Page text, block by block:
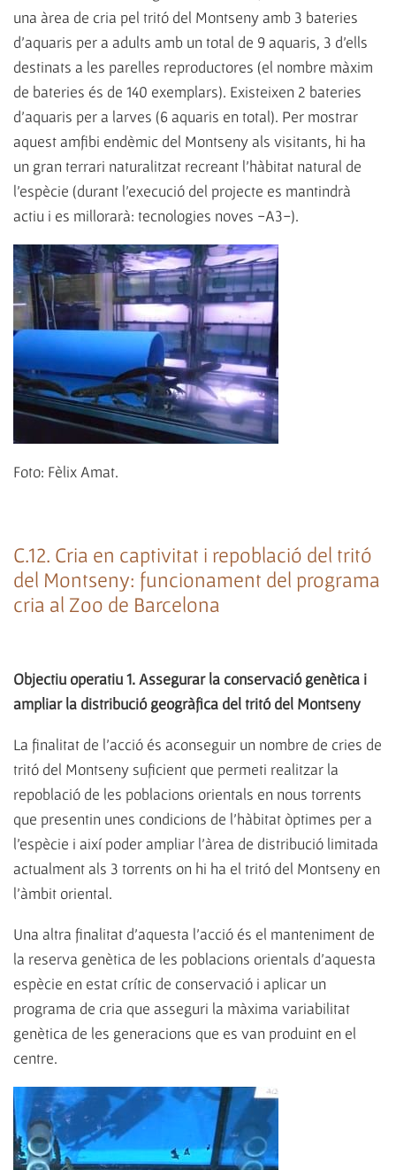
una àrea de cria pel tritó del Montseny amb 3 bateries
d'aquaris per a adults amb un total de 9 aquaris, 3 d'ells
destinats a les parelles reproductores (el nombre màxim
de bateries és de 140 exemplars). Existeixen 2 bateries
d'aquaris per a larves (6 aquaris en total). Per mostrar
aquest amfibi endèmic del Montseny als visitants, hi ha
un gran terrari naturalitzat recreant l'hàbitat natural de
l'espècie (durant l'execució del projecte es mantindrà
actiu i es millorarà: tecnologies noves -A3-).
Foto: Fèlix Amat.
C.12. Cria en captivitat i repoblació del tritó
del Montseny: funcionament del programa
cria al Zoo de Barcelona
Objectiu operatiu 1. Assegurar la conservació genètica i
ampliar la distribució geogràfica del tritó del Montseny
La finalitat de l'acció és aconseguir un nombre de cries de
tritó del Montseny suficient que permeti realitzar la
repoblació de les poblacions orientals en nous torrents
que presentin unes condicions de l'hàbitat òptimes per a
l'espècie i així poder ampliar l'àrea de distribució limitada
actualment als 3 torrents on hi ha el tritó del Montseny en
l'àmbit oriental.
Una altra finalitat d’aquesta l'acció és el manteniment de
la reserva genètica de les poblacions orientals d'aquesta
espècie en estat crític de conservació i aplicar un
programa de cria que asseguri la màxima variabilitat
genètica de les generacions que es van produint en el
centre.